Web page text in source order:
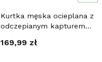
Kurtka męska ocieplana z
odczepianym kapturem
beżowa Recea
Cena
169,99 zł